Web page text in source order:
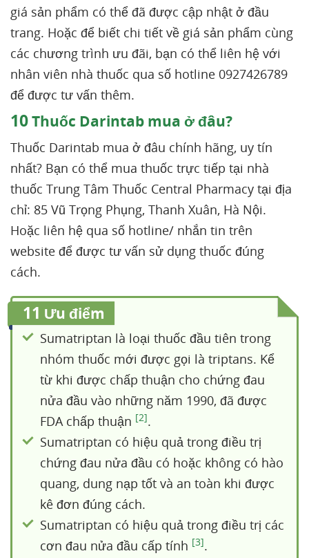
giá sản phẩm có thể đã được cập nhật ở đầu
trang. Hoặc để biết chi tiết về giá sản phẩm cùng
các chương trình ưu đãi, bạn có thể liên hệ với
nhân viên nhà thuốc qua số hotline 0927426789
để được tư vấn thêm.
10Thuốc Darintab mua ở đâu?
Thuốc Darintab mua ở đâu chính hãng, uy tín
nhất? Bạn có thể mua thuốc trực tiếp tại nhà
thuốc Trung Tâm Thuốc Central Pharmacy tại địa
chỉ: 85 Vũ Trọng Phụng, Thanh Xuân, Hà Nội.
Hoặc liên hệ qua số hotline/ nhắn tin trên
website để được tư vấn sử dụng thuốc đúng
cách.
11 Ưu điểm
Sumatriptan là loại thuốc đầu tiên trong
nhóm thuốc mới được gọi là triptans. Kể
từ khi được chấp thuận cho chứng đau
nửa đầu vào những năm 1990, đã được
FDA chấp thuận [2].
Sumatriptan có hiệu quả trong điều trị
chứng đau nửa đầu có hoặc không có hào
quang, dung nạp tốt và an toàn khi được
kê đơn đúng cách.
Sumatriptan có hiệu quả trong điều trị các
cơn đau nửa đầu cấp tính [3].